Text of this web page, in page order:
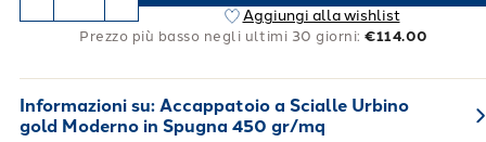
Aggiungi alla wishlist
Prezzo più basso negli ultimi 30 giorni: €114.00
Informazioni su: Accappatoio a Scialle Urbino
gold Moderno in Spugna 450 gr/mq